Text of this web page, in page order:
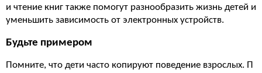
и чтение книг также помогут разнообразить жизнь детей и
уменьшить зависимость от электронных устройств.
Будьте примером
Помните, что дети часто копируют поведение взрослых. П